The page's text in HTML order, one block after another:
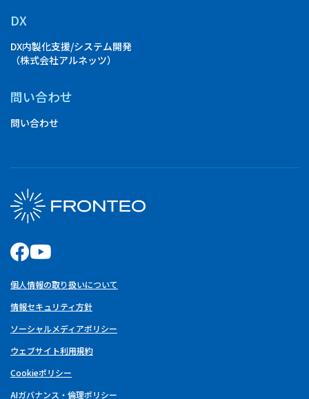
DX
DX内製化支援/システム開発
（株式会社アルネッツ）
問い合わせ
問い合わせ
個人情報の取り扱いについて
情報セキュリティ方針
ソーシャルメディアポリシー
ウェブサイト利用規約
Cookieポリシー
AIガバナンス・倫理ポリシー